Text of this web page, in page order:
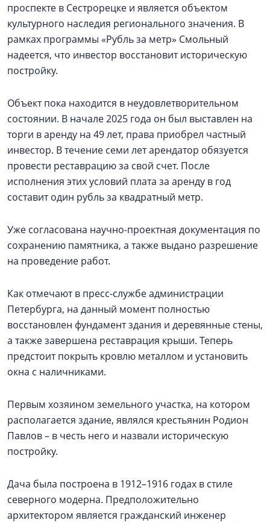
проспекте в Сестрорецке и является объектом
культурного наследия регионального значения. В
рамках программы «Рубль за метр» Смольный
надеется, что инвестор восстановит историческую
постройку.
Объект пока находится в неудовлетворительном
состоянии. В начале 2025 года он был выставлен на
торги в аренду на 49 лет, права приобрел частный
инвестор. В течение семи лет арендатор обязуется
провести реставрацию за свой счет. После
исполнения этих условий плата за аренду в год
составит один рубль за квадратный метр.
Уже согласована научно-проектная документация по
сохранению памятника, а также выдано разрешение
на проведение работ.
Как отмечают в пресс-службе администрации
Петербурга, на данный момент полностью
восстановлен фундамент здания и деревянные стены,
а также завершена реставрация крыши. Теперь
предстоит покрыть кровлю металлом и установить
окна с наличниками.
Первым хозяином земельного участка, на котором
располагается здание, являлся крестьянин Родион
Павлов – в честь него и назвали историческую
постройку.
Дача была построена в 1912–1916 годах в стиле
северного модерна. Предположительно
архитектором является гражданский инженер